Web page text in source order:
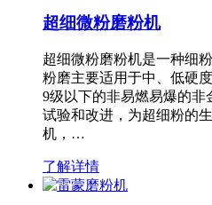
超细微粉磨粉机
超细微粉磨粉机是一种细
粉磨主要适用于中、低硬
9级以下的非易燃易爆的非
试验和改进，为超细粉的
机，…
了解详情